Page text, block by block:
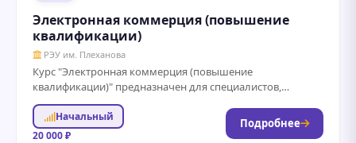
Электронная коммерция (повышение
квалификации)
РЭУ им. Плеханова
Курс "Электронная коммерция (повышение
квалификации)" предназначен для специалистов,
желающих углубить свои знания и навыки в области
онлайн-продаж и цифрового маркетинга....
Начальный
20 000 ₽
Подробнее